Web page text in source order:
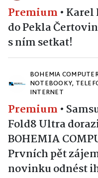
Premium •
do Pekla
s ním setkat!
BOHEMIA
NOTEBOOKY,
INTERNET
Premium •
Fold8 Ultra
BOHEMIA
Prvních pět
novinku odnést